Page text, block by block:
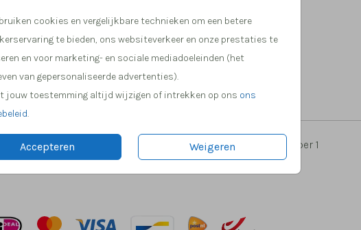
cookies en vergelijkbare technieken om een betere
te bieden, ons websiteverkeer en onze prestaties te
en voor marketing- en sociale mediadoeleinden (het
van gepersonaliseerde advertenties).
jouw toestemming altijd wijzigen of intrekken op ons ons
.
Accepteren Weigeren
Prijs: per 1